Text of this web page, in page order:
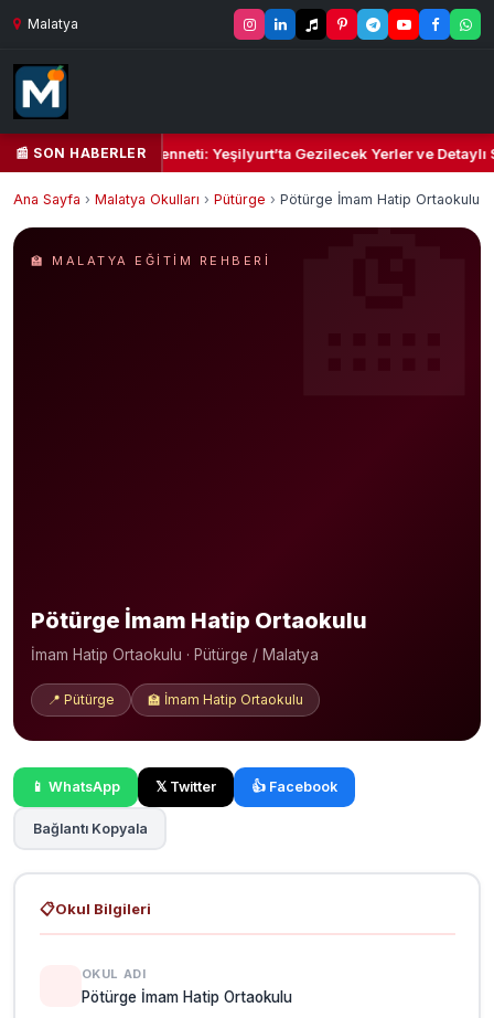
Malatya
📰 SON HABERLER
Kalbi ve Kültür Cenneti: Yeşilyurt’ta Gezilecek Yerler ve Detaylı
Ana Sayfa › Malatya Okulları › Pütürge › Pötürge İmam Hatip Ortaokulu
🏫 MALATYA EĞITIM REHBERI
Pötürge İmam Hatip Ortaokulu
İmam Hatip Ortaokulu · Pütürge / Malatya
📍 Pütürge 🏫 İmam Hatip Ortaokulu
📱 WhatsApp 𝕏 Twitter 👍 Facebook
Bağlantı Kopyala
📋Okul Bilgileri
OKUL ADI
Pötürge İmam Hatip Ortaokulu